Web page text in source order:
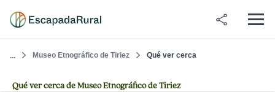
... Museo Etnográfico de Tiriez Qué ver cerca
Qué ver cerca de Museo Etnográfico de Tiriez